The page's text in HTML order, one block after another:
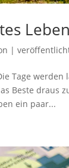
Leben
|
Tage
Beste draus
ein paar...